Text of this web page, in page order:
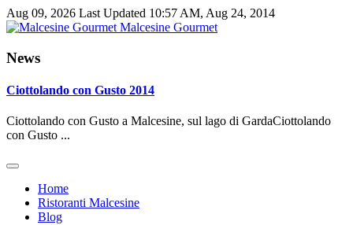
Aug 09, 2026 Last Updated 10:57 AM, Aug 24, 2014
Malcesine Gourmet
News
Ciottolando con Gusto 2014
Ciottolando con Gusto a Malcesine, sul lago di GardaCiottolando
con Gusto ...
Home
Ristoranti Malcesine
Blog